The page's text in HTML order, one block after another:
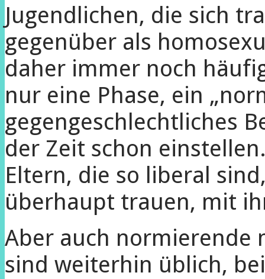
Jugendlichen, die sich
gegenüber als
daher immer noch
nur eine Phase, ein
gegengeschlechtliches
der Zeit schon
Eltern, die so liberal
überhaupt trauen, mit
Aber auch normierende
sind weiterhin üblich,